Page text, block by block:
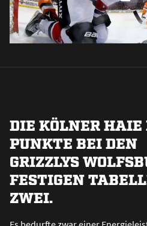
DIE KÖLNER HAIE
PUNKTE BEI DEN
GRIZZLYS
FESTIGEN
ZWEI.